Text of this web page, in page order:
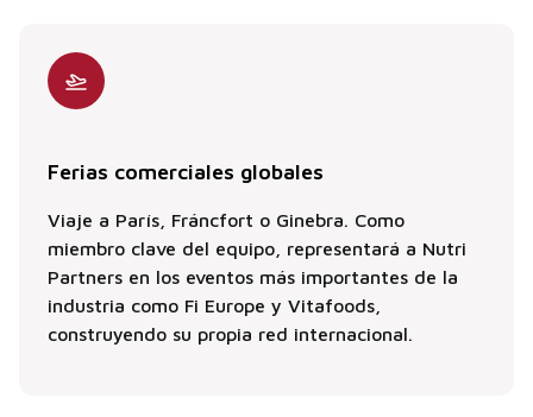
Ferias comerciales globales
Viaje a París, Fráncfort o Ginebra. Como
miembro clave del equipo, representará a Nutri
Partners en los eventos más importantes de la
industria como Fi Europe y Vitafoods,
construyendo su propia red internacional.